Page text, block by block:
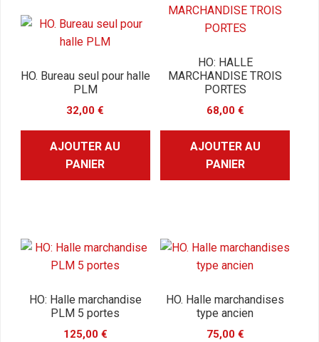
HO. Bureau seul pour halle
PLM
32,00€
AJOUTER AU
PANIER
HO: HALLE
MARCHANDISE TROIS
PORTES
68,00 €
AJOUTER AU
PANIER
HO: Halle marchandise
PLM 5 portes
125,00 €
HO. Halle marchandises
type ancien
75,00 €